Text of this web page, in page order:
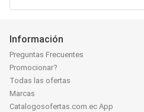
Información
Preguntas Frecuentes
Promocionar?
Todas las ofertas
Marcas
Catalogosofertas.com.ec App